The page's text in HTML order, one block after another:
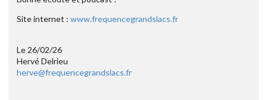
Site internet : www.frequencegrandslacs.fr
Le 26/02/26
Hervé Delrieu
herve@frequencegrandslacs.fr